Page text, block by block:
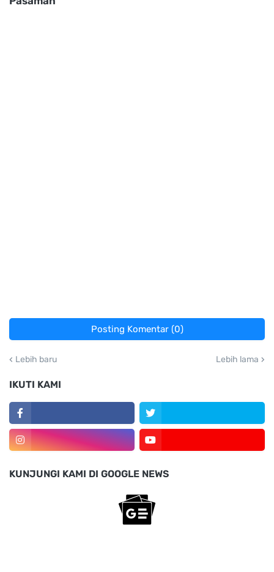
Posting Komentar (0)
Lebih baru Lebih lama
IKUTI KAMI
KUNJUNGI KAMI DI GOOGLE NEWS